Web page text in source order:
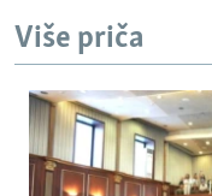
Više priča